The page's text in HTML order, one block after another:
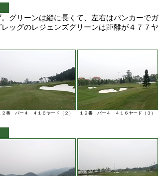
グリーンは縦に長くて、左右はバンカーでガ
ッグのレジェンズグリーンは距離が４７７ヤ
１２番 パー４ ４１６ヤード（３）
２番 パー４ ４１６ヤード（２）